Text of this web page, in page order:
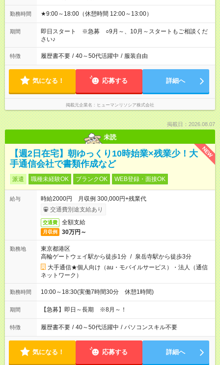
勤務時間 ★9:00～18:00（休憩時間 12:00～13:00）
期間
即日スタート ※急募 ○9月～、10月～スタートもご相談くだ
さい♪
特徴 履歴書不要 / 40～50代活躍中 / 服装自由
気になる！ 応募する 詳細へ
掲載元企業名 ヒューマンリソシア株式会社
掲載日：2026.08.07
未読
NEW
【週2日在宅】朝ゆっくり10時始業×残業少！大
手通信会社で書類作成など
派遣 職種未経験OK ブランクOK WEB登録・面接OK
給与
時給2000円 月収例 300,000円+残業代
交通費別途支給あり
交通費 全額支給
月収例 30万円～
勤務地
東京都港区
高輪ゲートウェイ駅から徒歩1分 / 泉岳寺駅から徒歩3分
大手通信★個人向け（au・モバイルサービス）・法人（通信
ネットワーク）
勤務時間 10:00～18:30(実働7時間30分 休憩1時間)
期間 【急募】即日～長期 ※8月～！
特徴 履歴書不要 / 40～50代活躍中 / パソコンスキル不要
気になる！ 応募する 詳細へ